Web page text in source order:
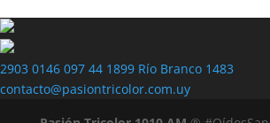
2903 0146 097 44 1899 Río Branco 1483
contacto@pasiontricolor.com.uy